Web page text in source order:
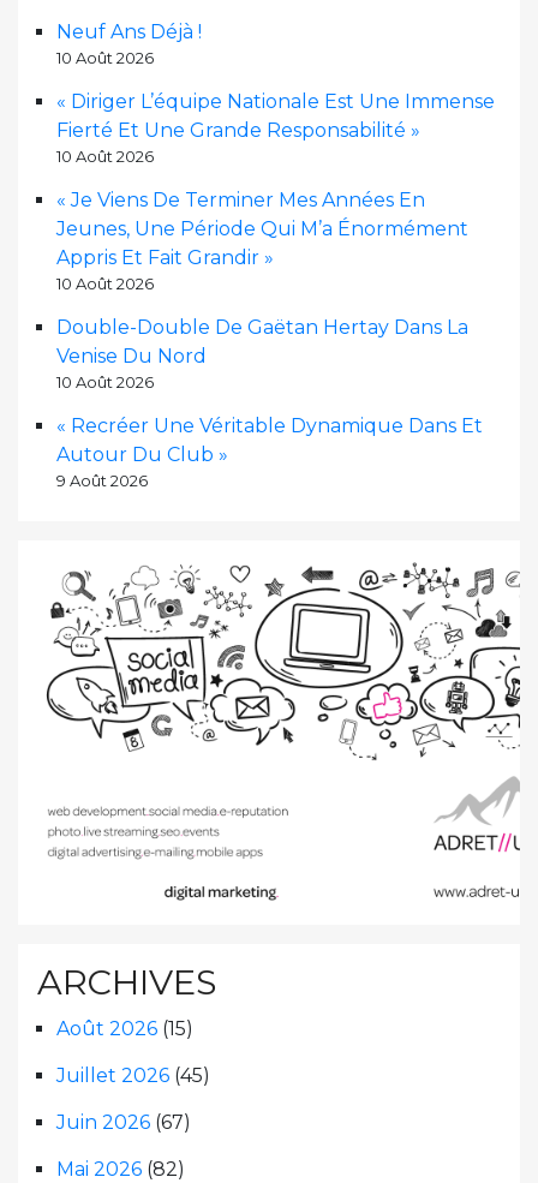
Neuf Ans Déjà !
10 Août 2026
« Diriger L’équipe Nationale Est Une Immense
Fierté Et Une Grande Responsabilité »
10 Août 2026
« Je Viens De Terminer Mes Années En
Jeunes, Une Période Qui M’a Énormément
Appris Et Fait Grandir »
10 Août 2026
Double-Double De Gaëtan Hertay Dans La
Venise Du Nord
10 Août 2026
« Recréer Une Véritable Dynamique Dans Et
Autour Du Club »
9 Août 2026
ARCHIVES
Août 2026 (15)
Juillet 2026 (45)
Juin 2026 (67)
Mai 2026 (82)